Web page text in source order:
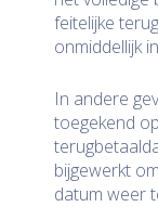
feitelijke
onmiddellijk
In andere
toegekend
bijgewerkt
datum weer